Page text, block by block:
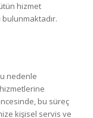
hizmet
nedenle
bu süreç
kişisel servis ve